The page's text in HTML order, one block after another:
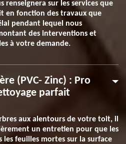
renseignera sur les services que
en fonction des travaux que
pendant lequel nous
des interventions et
à votre demande.
(PVC- Zinc) : Pro
parfait
aux alentours de votre toit, il
un entretien pour que les
les feuilles mortes sur la surface